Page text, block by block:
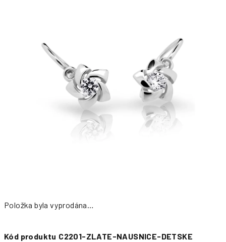
Položka byla vyprodána…
cena:
Kód produktu C2201-ZLATE-NAUSNICE-DETSKE